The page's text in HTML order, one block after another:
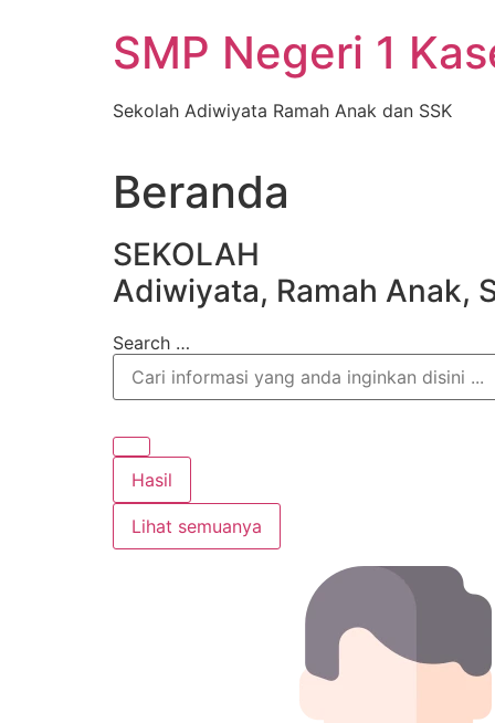
SMP Negeri 1
Sekolah Adiwiyata Ramah Anak dan SSK
Beranda
SEKOLAH
Adiwiyata, Ramah Anak,
Search …
Hasil
Lihat semuanya